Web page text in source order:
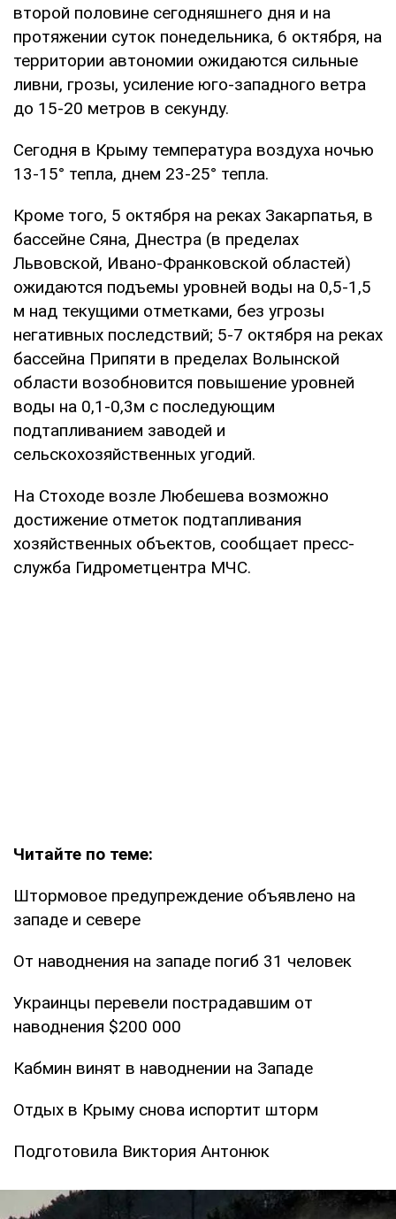
второй половине сегодняшнего дня и на
протяжении суток понедельника, 6 октября, на
территории автономии ожидаются сильные
ливни, грозы, усиление юго-западного ветра
до 15-20 метров в секунду.
Сегодня в Крыму температура воздуха ночью
13-15° тепла, днем 23-25° тепла.
Кроме того, 5 октября на реках Закарпатья, в
бассейне Сяна, Днестра (в пределах
Львовской, Ивано-Франковской областей)
ожидаются подъемы уровней воды на 0,5-1,5
м над текущими отметками, без угрозы
негативных последствий; 5-7 октября на реках
бассейна Припяти в пределах Волынской
области возобновится повышение уровней
воды на 0,1-0,3м с последующим
подтапливанием заводей и
сельскохозяйственных угодий.
На Стоходе возле Любешева возможно
достижение отметок подтапливания
хозяйственных объектов, сообщает пресс-
служба Гидрометцентра МЧС.
Читайте по теме:
Штормовое предупреждение объявлено на
западе и севере
От наводнения на западе погиб 31 человек
Украинцы перевели пострадавшим от
наводнения $200 000
Кабмин винят в наводнении на Западе
Отдых в Крыму снова испортит шторм
Подготовила Виктория Антонюк